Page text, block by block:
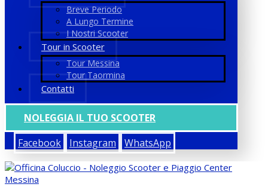
Breve Periodo
A Lungo Termine
I Nostri Scooter
Tour in Scooter
Tour Messina
Tour Taormina
Contatti
NOLEGGIA IL TUO SCOOTER
Facebook
Instagram WhatsApp